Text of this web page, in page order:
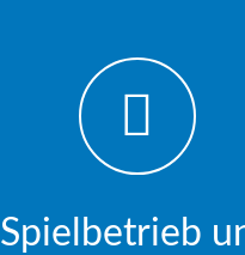
Spielbetrieb